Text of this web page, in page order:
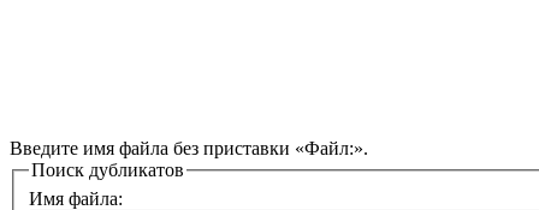
Введите имя файла без приставки «Файл:».
Поиск дубликатов
Имя файла: